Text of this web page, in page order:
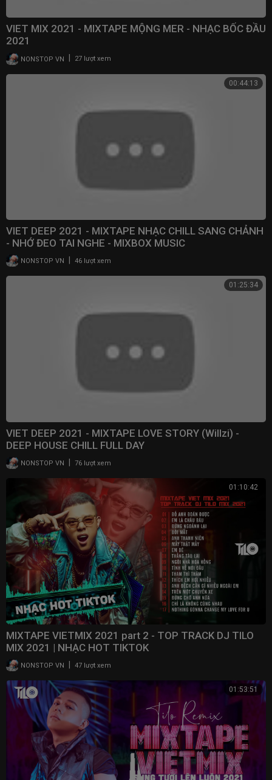
VIET MIX 2021 - MIXTAPE MỘNG MER - NHẠC BỐC ĐẦU
2021
NONSTOP VN 27 lượt xem
00:44:13
VIET DEEP 2021 - MIXTAPE NHẠC CHILL SANG CHẢNH
- NHỚ ĐEO TAI NGHE - MIXBOX MUSIC
NONSTOP VN 46 lượt xem
01:25:34
VIET DEEP 2021 - MIXTAPE LOVE STORY (Willzi) -
DEEP HOUSE CHILL FULL DAY
NONSTOP VN 76 lượt xem
01:10:42
MIXTAPE VIETMIX 2021 part 2 - TOP TRACK DJ TILO
MIX 2021 | NHẠC HOT TIKTOK
NONSTOP VN 47 lượt xem
01:53:51